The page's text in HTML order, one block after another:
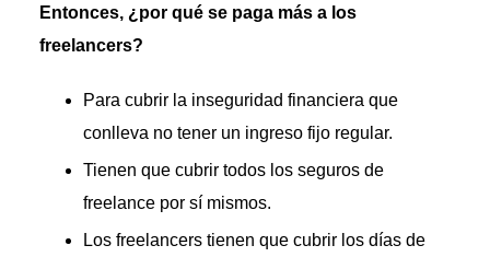
Entonces, ¿por qué se paga más a los
freelancers?
Para cubrir la inseguridad financiera que
conlleva no tener un ingreso fijo regular.
Tienen que cubrir todos los seguros de
freelance por sí mismos.
Los freelancers tienen que cubrir los días de